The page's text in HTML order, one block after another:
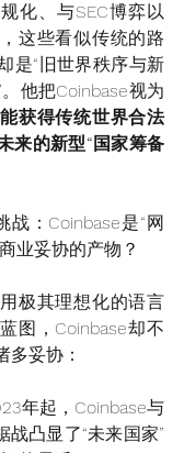
化、与SEC博弈以
这些看似传统的路
是“旧世界秩序与新
他把Coinbase视为
获得传统世界合法
来的新型“国家筹备
：Coinbase是“网
业妥协的产物？
极其理想化的语言
图，Coinbase却不
多妥协：
年起，Coinbase与
战凸显了“未来国家”